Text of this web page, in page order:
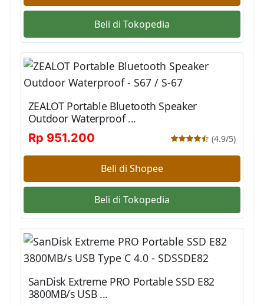
Beli di Tokopedia
ZEALOT Portable Bluetooth Speaker
Outdoor Waterproof ...
Rp 951.200
(4.9/5)
Beli di Shopee
Beli di Tokopedia
SanDisk Extreme PRO Portable SSD E82
3800MB/s USB ...